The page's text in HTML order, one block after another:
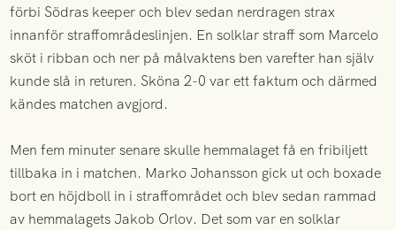
förbi Södras keeper och blev sedan nerdragen strax
innanför straffområdeslinjen. En solklar straff som Marcelo
sköt i ribban och ner på målvaktens ben varefter han själv
kunde slå in returen. Sköna 2-0 var ett faktum och därmed
kändes matchen avgjord.
Men fem minuter senare skulle hemmalaget få en fribiljett
tillbaka in i matchen. Marko Johansson gick ut och boxade
bort en höjdboll in i straffområdet och blev sedan rammad
av hemmalagets Jakob Orlov. Det som var en solklar